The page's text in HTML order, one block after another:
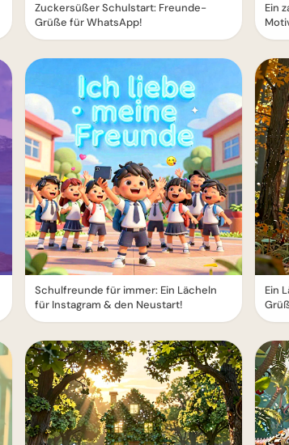
Zuckersüßer Schulstart: Freunde-
Grüße für WhatsApp!
Schulfreunde für immer: Ein Lächeln
für Instagram & den Neustart!
Ein
Ein